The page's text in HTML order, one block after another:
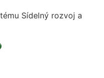
Sídelný rozvoj a